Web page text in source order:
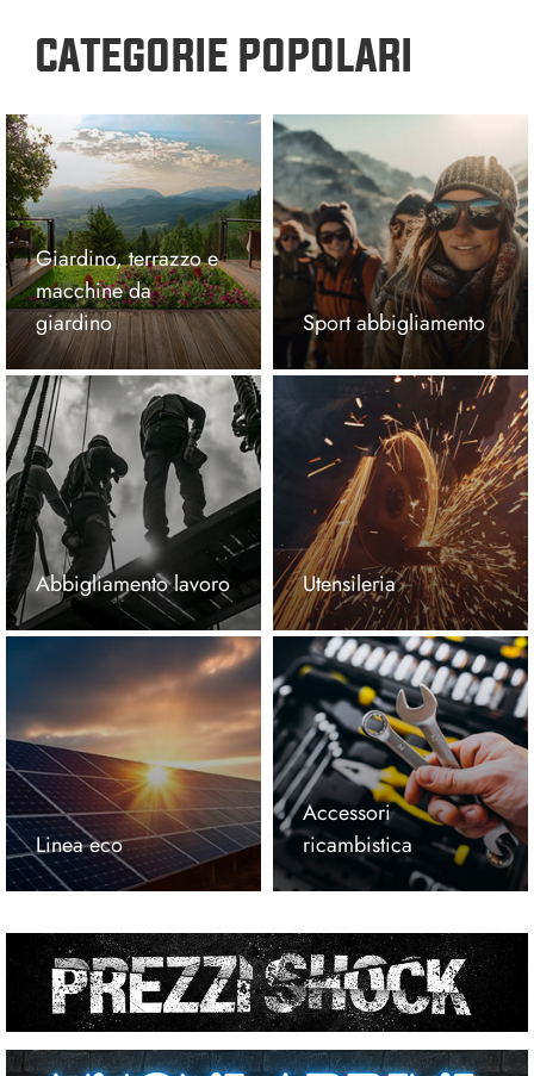
CATEGORIE POPOLARI
Giardino, terrazzo e
macchine da
giardino
Sport abbigliamento
Abbigliamento lavoro Utensileria
Linea eco
Accessori
ricambistica